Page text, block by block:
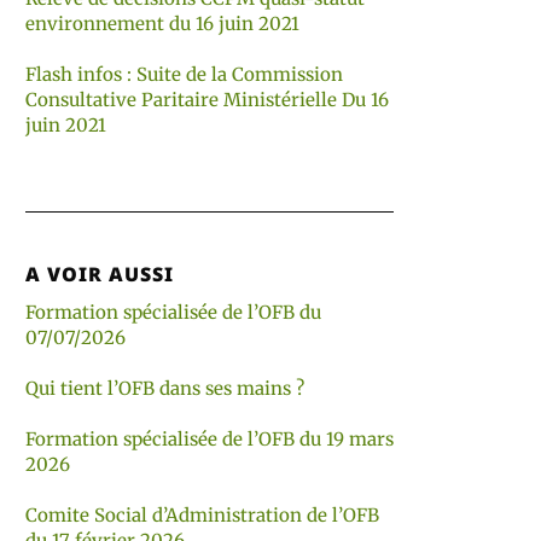
environnement du 16 juin 2021
Flash infos : Suite de la Commission
Consultative Paritaire Ministérielle Du 16
juin 2021
A VOIR AUSSI
Formation spécialisée de l’OFB du
07/07/2026
Qui tient l’OFB dans ses mains ?
Formation spécialisée de l’OFB du 19 mars
2026
Comite Social d’Administration de l’OFB